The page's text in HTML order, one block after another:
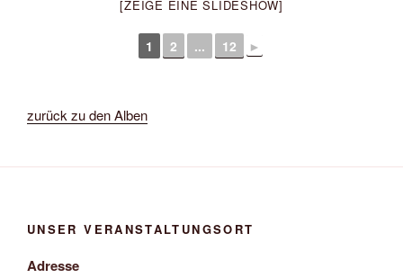
[ZEIGE EINE SLIDESHOW]
1 2 ... 12 ►
zurück zu den Alben
UNSER VERANSTALTUNGSORT
Adresse